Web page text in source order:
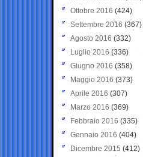
Ottobre 2016 (424)
Settembre 2016 (367)
Agosto 2016 (332)
Luglio 2016 (336)
Giugno 2016 (358)
Maggio 2016 (373)
Aprile 2016 (307)
Marzo 2016 (369)
Febbraio 2016 (335)
Gennaio 2016 (404)
Dicembre 2015 (412)